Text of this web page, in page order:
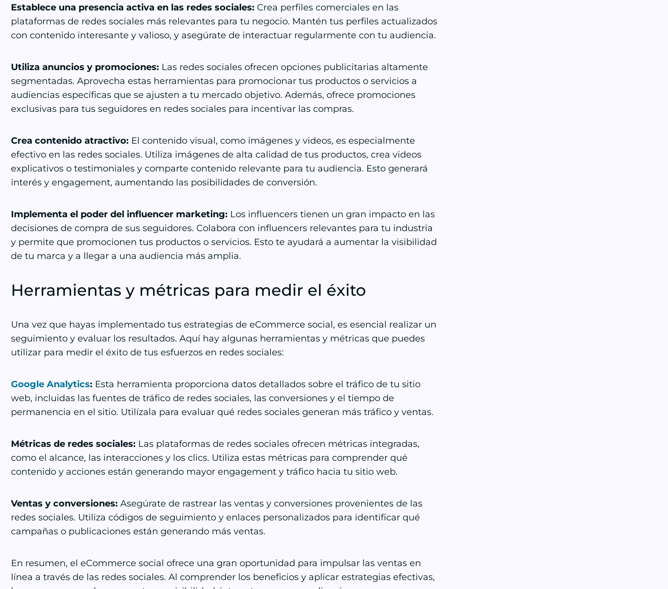
Establece una presencia activa en las redes sociales: Crea perfiles comerciales en las
plataformas de redes sociales más relevantes para tu negocio. Mantén tus perfiles actualizados
con contenido interesante y valioso, y asegúrate de interactuar regularmente con tu audiencia.
Utiliza anuncios y promociones: Las redes sociales ofrecen opciones publicitarias altamente
segmentadas. Aprovecha estas herramientas para promocionar tus productos o servicios a
audiencias específicas que se ajusten a tu mercado objetivo. Además, ofrece promociones
exclusivas para tus seguidores en redes sociales para incentivar las compras.
Crea contenido atractivo: El contenido visual, como imágenes y videos, es especialmente
efectivo en las redes sociales. Utiliza imágenes de alta calidad de tus productos, crea videos
explicativos o testimoniales y comparte contenido relevante para tu audiencia. Esto generará
interés y engagement, aumentando las posibilidades de conversión.
Implementa el poder del influencer marketing: Los influencers tienen un gran impacto en las
decisiones de compra de sus seguidores. Colabora con influencers relevantes para tu industria
y permite que promocionen tus productos o servicios. Esto te ayudará a aumentar la visibilidad
de tu marca y a llegar a una audiencia más amplia.
Herramientas y métricas para medir el éxito
Una vez que hayas implementado tus estrategias de eCommerce social, es esencial realizar un
seguimiento y evaluar los resultados. Aquí hay algunas herramientas y métricas que puedes
utilizar para medir el éxito de tus esfuerzos en redes sociales:
Google Analytics: Esta herramienta proporciona datos detallados sobre el tráfico de tu sitio
web, incluidas las fuentes de tráfico de redes sociales, las conversiones y el tiempo de
permanencia en el sitio. Utilízala para evaluar qué redes sociales generan más tráfico y ventas.
Métricas de redes sociales: Las plataformas de redes sociales ofrecen métricas integradas,
como el alcance, las interacciones y los clics. Utiliza estas métricas para comprender qué
contenido y acciones están generando mayor engagement y tráfico hacia tu sitio web.
Ventas y conversiones: Asegúrate de rastrear las ventas y conversiones provenientes de las
redes sociales. Utiliza códigos de seguimiento y enlaces personalizados para identificar qué
campañas o publicaciones están generando más ventas.
En resumen, el eCommerce social ofrece una gran oportunidad para impulsar las ventas en
línea a través de las redes sociales. Al comprender los beneficios y aplicar estrategias efectivas,